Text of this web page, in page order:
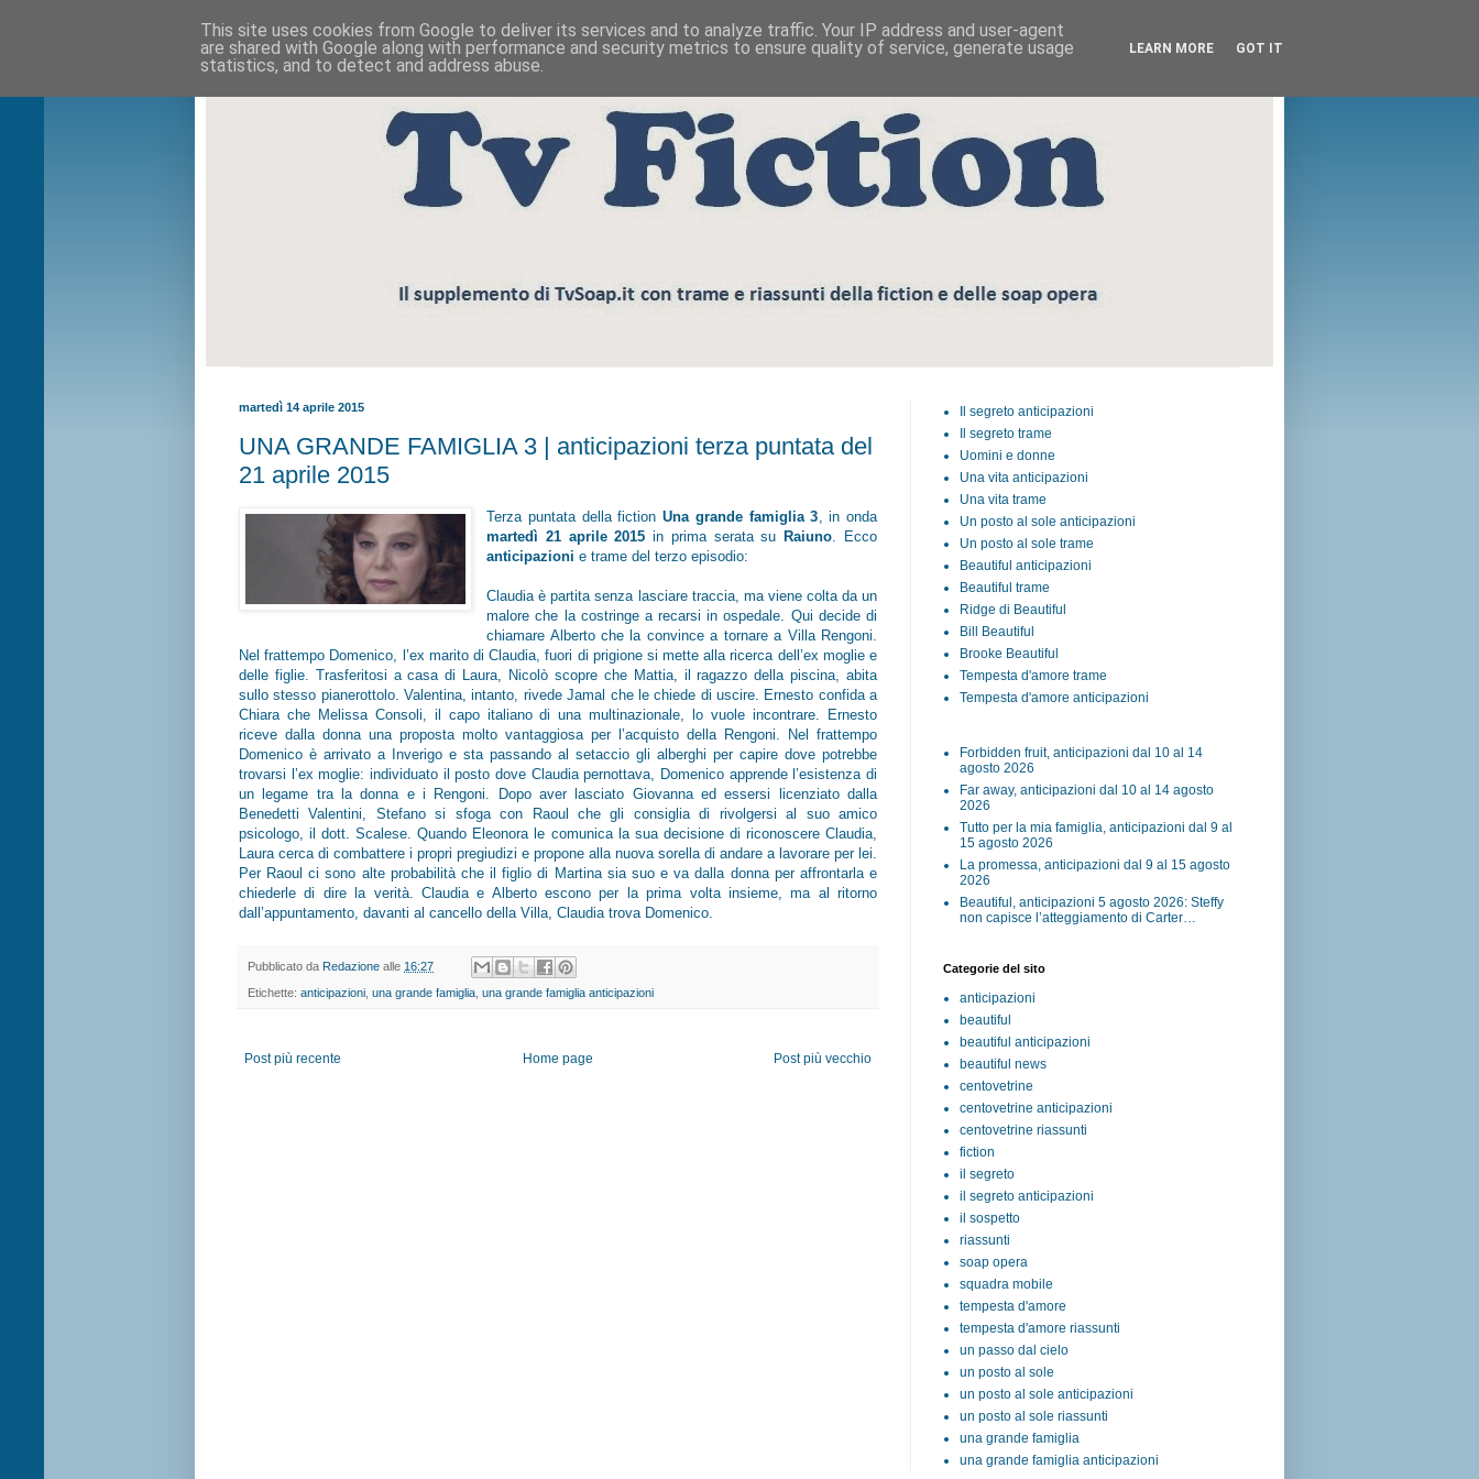
martedì 14 aprile 2015
UNA GRANDE FAMIGLIA 3 | anticipazioni terza puntata del
21 aprile 2015
Terza puntata della fictionUna grande famiglia 3 , in onda
martedì 21 aprile 2015 in prima serata suRaiuno . Ecco
anticipazionie trame del terzo episodio:
Claudia è partita senza lasciare traccia, ma viene colta da un
malore che la costringe a recarsi in ospedale. Qui decide di
chiamare Alberto che la convince a tornare a Villa Rengoni.
Nel frattempo Domenico, l’ex marito di Claudia, fuori di prigione si mette alla ricerca dell’ex moglie e
delle figlie. Trasferitosi a casa di Laura, Nicolò scopre che Mattia, il ragazzo della piscina, abita
sullo stesso pianerottolo. Valentina, intanto, rivede Jamal che le chiede di uscire. Ernesto confida a
Chiara che Melissa Consoli, il capo italiano di una multinazionale, lo vuole incontrare. Ernesto
riceve dalla donna una proposta molto vantaggiosa per l’acquisto della Rengoni. Nel frattempo
Domenico è arrivato a Inverigo e sta passando al setaccio gli alberghi per capire dove potrebbe
trovarsi l’ex moglie: individuato il posto dove Claudia pernottava, Domenico apprende l’esistenza di
un legame tra la donna e i Rengoni. Dopo aver lasciato Giovanna ed essersi licenziato dalla
Benedetti Valentini, Stefano si sfoga con Raoul che gli consiglia di rivolgersi al suo amico
psicologo, il dott. Scalese. Quando Eleonora le comunica la sua decisione di riconoscere Claudia,
Laura cerca di combattere i propri pregiudizi e propone alla nuova sorella di andare a lavorare per lei.
Per Raoul ci sono alte probabilità che il figlio di Martina sia suo e va dalla donna per affrontarla e
chiederle di dire la verità. Claudia e Alberto escono per la prima volta insieme, ma al ritorno
dall’appuntamento, davanti al cancello della Villa, Claudia trova Domenico.
Pubblicato da Redazione alle 16:27
Etichette: anticipazioni una grande famiglia una grande famiglia anticipazioni
Post più recente Post più vecchio
Home page
Il segreto anticipazioni
Il segreto trame
Uomini e donne
Una vita anticipazioni
Una vita trame
Un posto al sole anticipazioni
Un posto al sole trame
Beautiful anticipazioni
Beautiful trame
Ridge di Beautiful
Bill Beautiful
Brooke Beautiful
Tempesta d'amore trame
Tempesta d'amore anticipazioni
Forbidden fruit, anticipazioni dal 10 al 14
agosto 2026
Far away, anticipazioni dal 10 al 14 agosto
2026
Tutto per la mia famiglia, anticipazioni dal 9 al
15 agosto 2026
La promessa, anticipazioni dal 9 al 15 agosto
2026
Beautiful, anticipazioni 5 agosto 2026: Steffy
non capisce l’atteggiamento di Carter…
Categorie del sito
anticipazioni
beautiful
beautiful anticipazioni
beautiful news
centovetrine
centovetrine anticipazioni
centovetrine riassunti
fiction
il segreto
il segreto anticipazioni
il sospetto
riassunti
soap opera
squadra mobile
tempesta d'amore
tempesta d'amore riassunti
un passo dal cielo
un posto al sole
un posto al sole anticipazioni
un posto al sole riassunti
una grande famiglia
una grande famiglia anticipazioni
This site uses cookies from Google to deliver its services and to analyze traffic. Your IP address and user-agent
are shared with Google along with performance and security metrics to ensure quality of service, generate usage
statistics, and to detect and address abuse.
LEARN MORE GOT IT